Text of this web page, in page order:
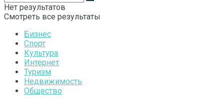
Нет результатов
Смотреть все результаты
Бизнес
Спорт
Культура
Интернет
Туризм
Недвижимость
Общество